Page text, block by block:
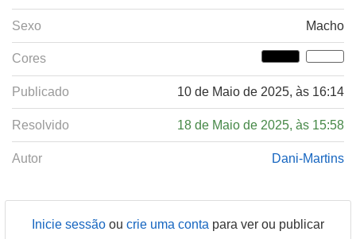
Sexo Macho
Cores
Publicado 10 de Maio de 2025, às 16:14
Resolvido 18 de Maio de 2025, às 15:58
Autor Dani-Martins
Inicie sessão ou crie uma conta para ver ou publicar